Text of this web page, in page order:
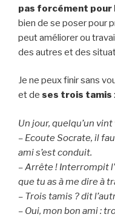
pas forcément pour
bien de se poser pour
peut améliorer ou
des autres et des
Je ne peux finir sans
et de ses trois tamis :
Un jour, quelqu’un
– Ecoute Socrate, il
ami s’est conduit.
– Arrête ! Interrompit
que tu as à me dire à
– Trois tamis ? dit
– Oui, mon bon ami :